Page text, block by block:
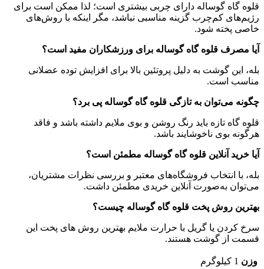
قلوه گاه گوساله دارای چربی بیشتری است؛ لذا ممکن است برای
رژیم‌های کم‌چرب گزینه مناسبی نباشد، مگر اینکه با روش‌های
خاصی پخته شود.
آیا مصرف قلوه گاه گوساله برای ورزشکاران مفید است؟
بله، این گوشت به دلیل پروتئین بالا برای افزایش توده عضلانی
مناسب است.
چگونه می‌توان به تازگی قلوه گاه گوساله پی برد؟
قلوه گاه تازه باید رنگ روشن و بوی ملایم داشته باشد و فاقد
هرگونه بوی ناخوشایند باشد.
آیا خرید آنلاین قلوه گاه گوساله مطمئن است؟
بله، با انتخاب فروشگاه‌های معتبر و بررسی نظرات مشتریان،
می‌توان به‌صورت آنلاین خریدی مطمئن داشت.
بهترین روش پخت قلوه گاه گوساله چیست؟
سرخ کردن یا گریل با حرارت ملایم بهترین روش‌ های پخت این
قسمت از گوشت هستند.
وزن 1 کیلوگرم